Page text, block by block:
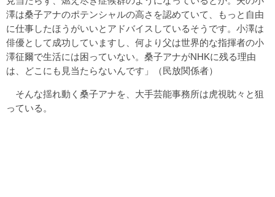
澤は桑子アナのポテンシャルの高さを認めていて、もっと自由
に仕事したほうがいいとアドバイスしているそうです。小澤は
俳優として成功していますし、何より父は世界的な指揮者の小
澤征爾で生活には困っていない。桑子アナがNHKに残る理由
は、どこにも見当たらないんです」（民放関係者）
そんな揺れ動く桑子アナを、大手芸能事務所は虎視眈々と狙
っている。